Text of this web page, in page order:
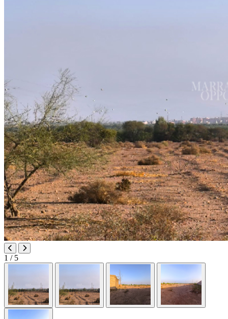
1 / 5